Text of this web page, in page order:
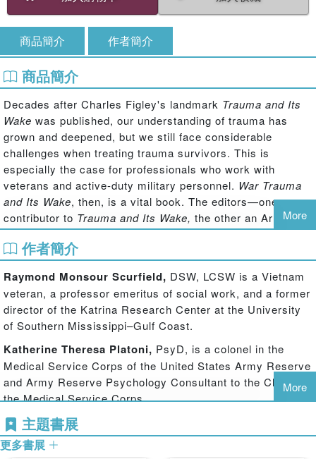
商品簡介 作者簡介
商品簡介
Decades after Charles Figley's landmark Trauma and Its
Wake was published, our understanding of trauma has
grown and deepened, but we still face considerable
challenges when treating trauma survivors. This is
especially the case for professionals who work with
veterans and active-duty military personnel. War Trauma
and Its Wake, then, is a vital book. The editors—one a
contributor to Trauma and Its Wake, the other an Army
Reserve psychologist with four deployments—have
produced a book that addresses both the specific needs of
such as battlemind, guilt, suicide, and much, much more.
The editors' and contributors' deep understanding of the
issues that warriors face makesWar Trauma and Its Wake
a crucial book for understanding the military experience,
and the lessons contained in its pages are essential for
anyone committed to healing war trauma.
More
作者簡介
Raymond Monsour Scurfield, DSW, LCSW is a Vietnam
veteran, a professor emeritus of social work, and a former
director of the Katrina Research Center at the University
of Southern Mississippi–Gulf Coast.
Katherine Theresa Platoni, PsyD, is a colonel in the
Medical Service Corps of the United States Army Reserve
and Army Reserve Psychology Consultant to the Chief in
the Medical Service Corps.
More
主題書展
更多書展